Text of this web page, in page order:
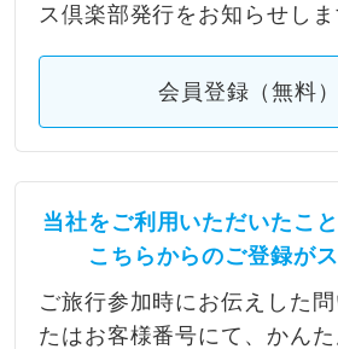
ス倶楽部発行をお知らせしま
会員登録（無料）
当社をご利用いただいたこ
こちらからのご登録が
ご旅行参加時にお伝えした
たはお客様番号にて、かん